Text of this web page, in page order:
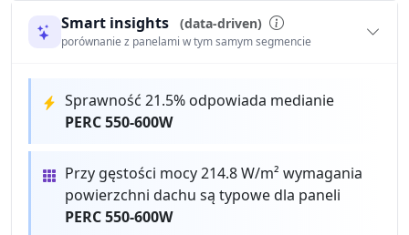
Smart insights (data-driven)
porównanie z panelami w tym samym segmencie
Sprawność 21.5% odpowiada medianie
PERC 550-600W
Przy gęstości mocy 214.8 W/m² wymagania
powierzchni dachu są typowe dla paneli
PERC 550-600W